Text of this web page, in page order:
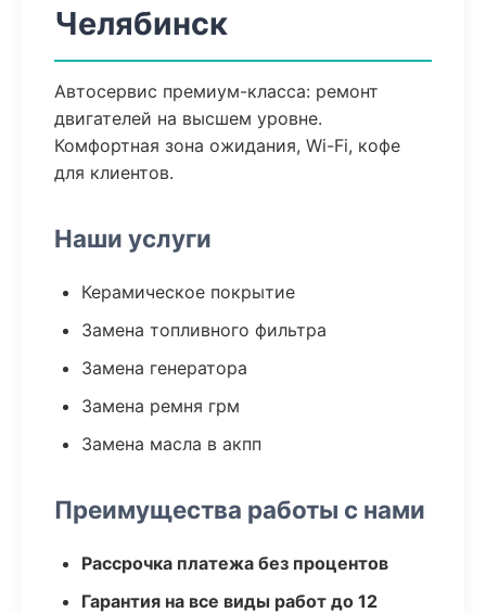
Челябинск
Автосервис премиум-класса: ремонт
двигателей на высшем уровне.
Комфортная зона ожидания, Wi-Fi, кофе
для клиентов.
Наши услуги
Керамическое покрытие
Замена топливного фильтра
Замена генератора
Замена ремня грм
Замена масла в акпп
Преимущества работы с нами
Рассрочка платежа без процентов
Гарантия на все виды работ до 12